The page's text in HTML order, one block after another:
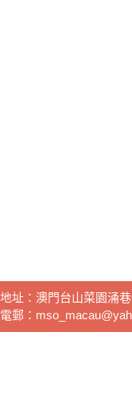
地址：澳門台山菜園涌
電郵：